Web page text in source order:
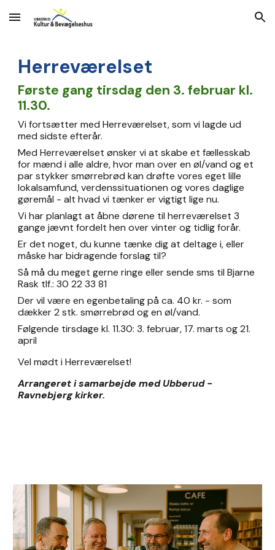
Skip to main content Skip to navigation
Herreværelset
Første gang tirsdag den 3.februar kl.
11.30.
Vi fortsætter med Herreværelset, som vi lagde ud
med sidste efterår.
Med Herreværelset ønsker vi at skabe et fællesskab
for mænd i alle aldre, hvor man over en øl/vand og et
par stykker smørrebrød kan drøfte vores eget lille
lokalsamfund, verdenssituationen og vores daglige
gøremål - alt hvad vi tænker er vigtigt lige nu.
Vi har planlagt at åbne dørene til herreværelset 3
gange jævnt fordelt hen over vinter og tidlig forår.
Er det noget, du kunne tænke dig at deltage i, eller
måske har bidragende forslag til?
Så må du meget gerne ringe eller sende sms til Bjarne
Rask tlf.: 30 22 33 81
Der vil være en egenbetaling på ca. 40 kr. - som
dækker 2 stk. smørrebrød og en øl/vand.
Følgende tirsdage kl. 11.30: 3. februar, 17. marts og 21.
april
Vel mødt i Herreværelset!
Arrangeret i samarbejde med Ubberud -
Ravnebjerg kirker.